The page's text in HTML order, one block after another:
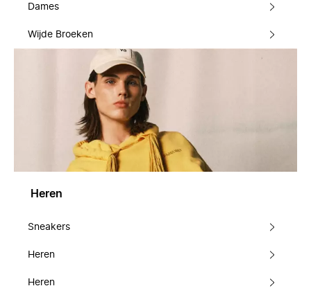
Dames
Wijde Broeken
Heren
Sneakers
Heren
Heren